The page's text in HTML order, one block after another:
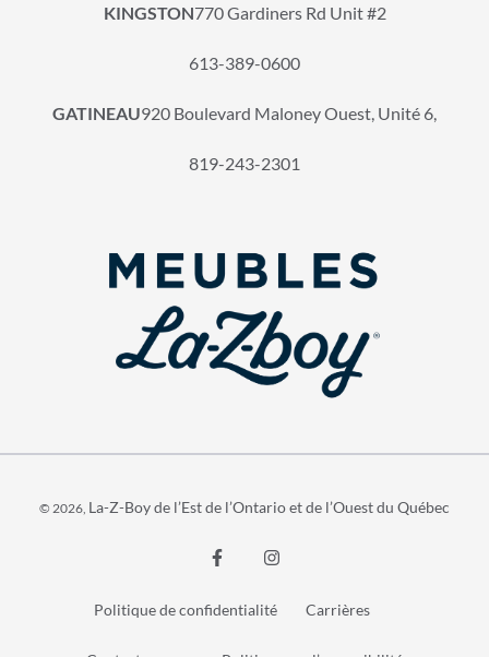
KINGSTON770 Gardiners Rd Unit #2
613-389-0600
GATINEAU920 Boulevard Maloney Ouest, Unité 6,
819-243-2301
© 2026, La-Z-Boy de l’Est de l’Ontario et de l’Ouest du Québec
Politique de confidentialité Carrières